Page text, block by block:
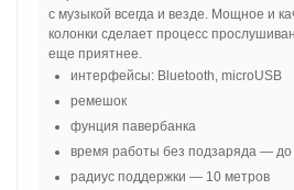
с музыкой всегда и везде. Мощное и
колонки сделает процесс
еще приятнее.
интерфейсы: Bluetooth, microUSB
ремешок
фунция павербанка
время работы без подзаряда — до
радиус поддержки — 10 метров